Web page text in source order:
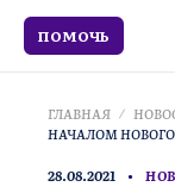
ПОМОЧЬ
ГЛАВНАЯ
НАЧАЛОМ НОВОГО
28.08.2021